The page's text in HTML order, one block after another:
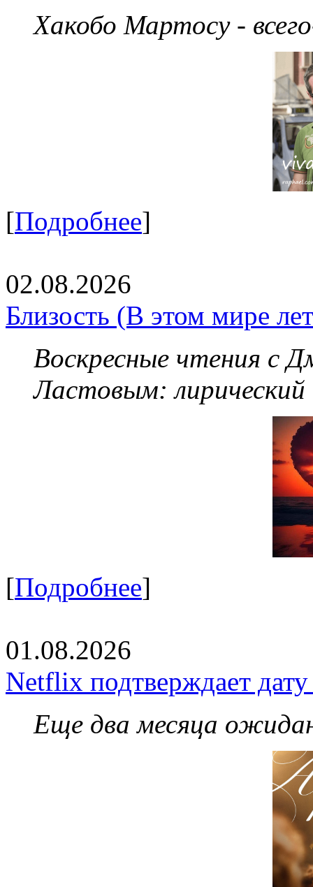
Хакобо Мартосу -
[Подробнее]
02.08.2026
Близость (В этом мире
Воскресные чтения с
Ластовым:
[Подробнее]
01.08.2026
Netflix подтверждает
Еще два месяца